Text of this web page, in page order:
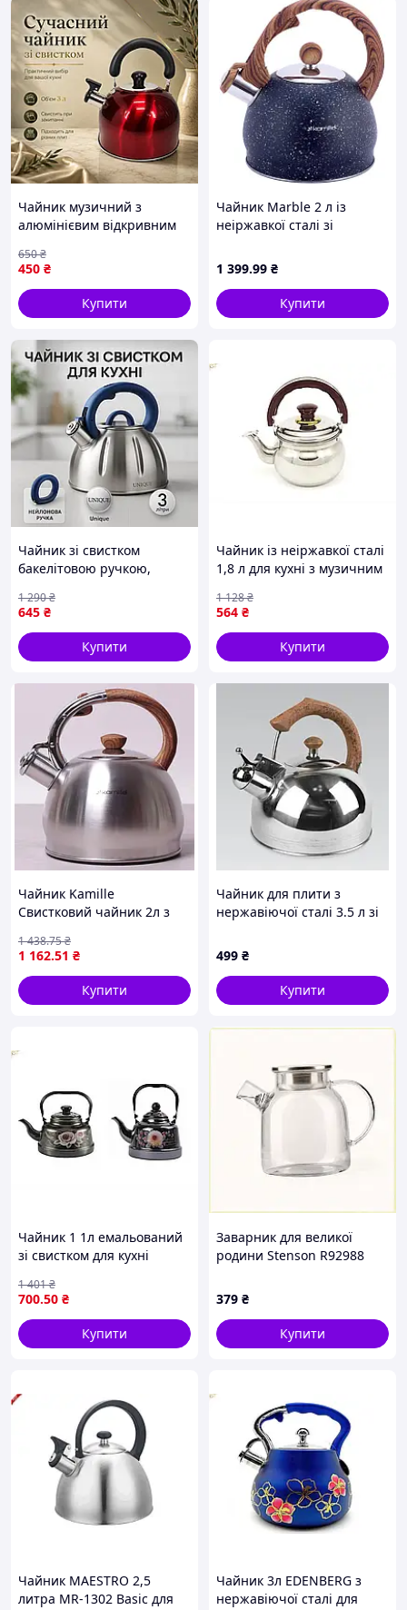
Обмін або повернення товару належної якості
Согласно Закону Украины "О защите прав
потребителей", Вы можете вернуть или обменять
купленный Вами товар в течении 14 дней.
1. Приобретенный вами товар не должен быть в
использовании и иметь следов эксплуатации.
2. Все бирки, пломбы, упаковка, заводские маркировки,
комплектность и документы должны быть в наличии.
3. В случае поломки или выхода из строя товара, его
обмен или возврат может осуществиться только после
экспертного заключения сервисного центра, о том что
эксплуатационные характеристики и условия небыли
Чайник музичний з
алюмінієвим відкривним
ручкою, Зручні чайники з
багаторівневим дном на
всі типи плит
450 ₴
650₴
Купити
Чайник Marble 2 л із
неіржавкої сталі зі
Kamille DP112956 D10-2026
1 399.99 ₴
Купити
Чайник зі свистком
бакелітовою ручкою,
заварювальні чайники,
Гарний чайник для плит
UH-74
645 ₴
1 290₴
Купити
Чайник із неіржавкої сталі
1,8 л для кухні з музичним
легкий
564 ₴
1 128₴
Купити
Чайник Kamille
Свистковий чайник 2л з
свистком
1 162.51 ₴
1 438.75₴
Купити
Чайник для плити з
нержавіючої сталі 3.5 л зі
коричнева ручка EB-3559
499 ₴
Купити
Чайник 1 1л емальований
зі свистком для кухні
газових індукційних плит
700.50 ₴
1 401₴
Купити
Заварник для великої
родини Stenson R92988
379 ₴
Купити
Чайник MAESTRO 2,5
литра MR-1302 Basic для
Чайник 3л EDENBERG з
нержавіючої сталі для